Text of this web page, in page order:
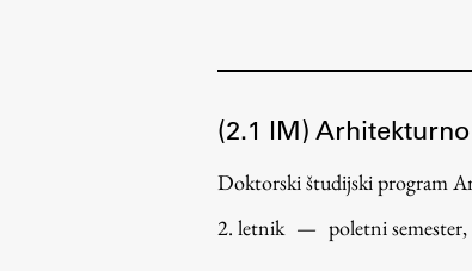
(2.1 IM)
Doktorski študijski program
2. letnik — poletni